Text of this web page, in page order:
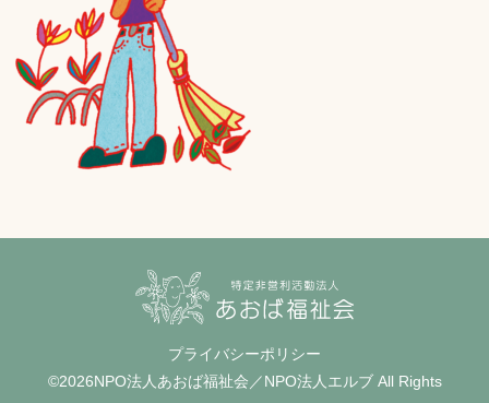
プライバシーポリシー
©2026NPO法人あおば福祉会／NPO法人エルブ All Rights